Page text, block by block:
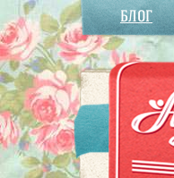
БЛОГ